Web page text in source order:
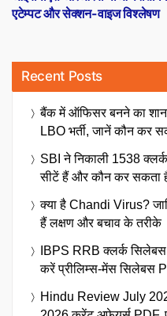
एटेम्पट और सेक्शन-वाइज विश्लेषण
Recent Posts
बैंक में ऑफिसर बनने का
LBO भर्ती, जानें कौन कर
SBI ने निकाली 1538
सीटें हैं और कौन कर सकता
क्या है Chandi Virus?
हैं लक्षण और बचाव के तरीके
IBPS RRB क्लर्क सिलेबस
करें प्रीलिम्स-मेंस सिलेबस
Hindu Review July